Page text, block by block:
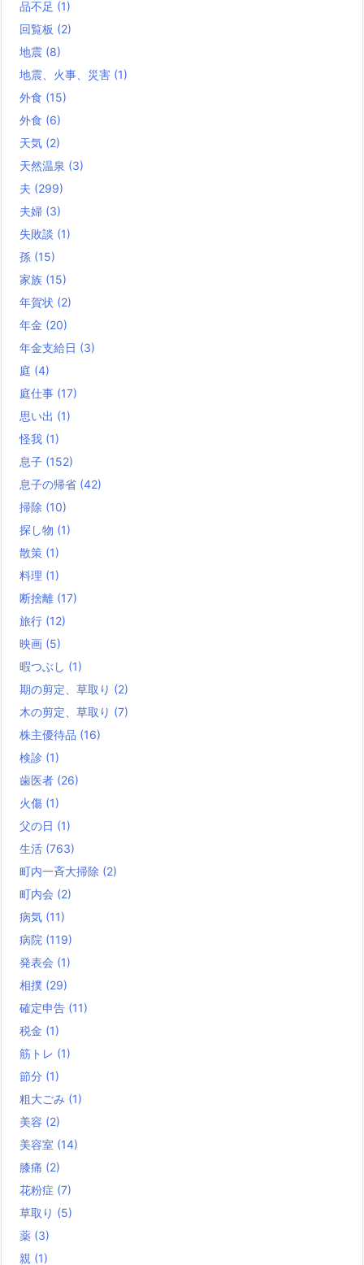
品不足 (1)
回覧板 (2)
地震 (8)
地震、火事、災害 (1)
外食 (15)
外食 (6)
天気 (2)
天然温泉 (3)
夫 (299)
夫婦 (3)
失敗談 (1)
孫 (15)
家族 (15)
年賀状 (2)
年金 (20)
年金支給日 (3)
庭 (4)
庭仕事 (17)
思い出 (1)
怪我 (1)
息子 (152)
息子の帰省 (42)
掃除 (10)
探し物 (1)
散策 (1)
料理 (1)
断捨離 (17)
旅行 (12)
映画 (5)
暇つぶし (1)
期の剪定、草取り (2)
木の剪定、草取り (7)
株主優待品 (16)
検診 (1)
歯医者 (26)
火傷 (1)
父の日 (1)
生活 (763)
町内一斉大掃除 (2)
町内会 (2)
病気 (11)
病院 (119)
発表会 (1)
相撲 (29)
確定申告 (11)
税金 (1)
筋トレ (1)
節分 (1)
粗大ごみ (1)
美容 (2)
美容室 (14)
膝痛 (2)
花粉症 (7)
草取り (5)
薬 (3)
親 (1)